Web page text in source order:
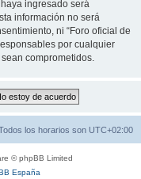
ingresado será
información no será
ni “Foro oficial de
por cualquier
comprometidos.
los horarios son UTC+02:00
© phpBB Limited
España